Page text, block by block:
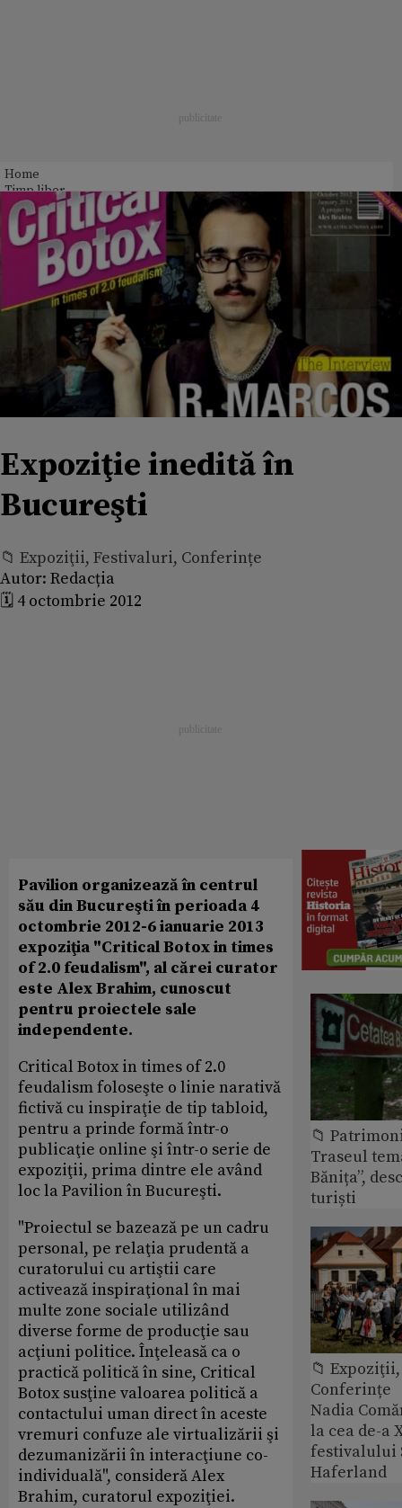
Home
Timp liber
Expoziţie inedită în
Bucureşti
📁 Expoziţii, Festivaluri, Conferințe
Autor: Redacția
🗓️ 4 octombrie 2012
Pavilion organizează în centrul
său din Bucureşti în perioada 4
octombrie 2012-6 ianuarie 2013
expoziţia "Critical Botox in times
of 2.0 feudalism", al cărei curator
este Alex Brahim, cunoscut
pentru proiectele sale
independente.
Critical Botox in times of 2.0
feudalism foloseşte o linie narativă
fictivă cu inspiraţie de tip tabloid,
pentru a prinde formă într-o
publicaţie online şi într-o serie de
expoziţii, prima dintre ele având
loc la Pavilion în Bucureşti.
"Proiectul se bazează pe un cadru
personal, pe relaţia prudentă a
curatorului cu artiştii care
activează inspiraţional în mai
multe zone sociale utilizând
diverse forme de producţie sau
acţiuni politice. Înţeleasă ca o
practică politică în sine, Critical
Botox susţine valoarea politică a
contactului uman direct în aceste
vremuri confuze ale virtualizării şi
dezumanizării în interacţiune co-
individuală", consideră Alex
Brahim, curatorul expoziţiei.
📁
Traseul
Bănița”,
turiști
📁
Conferințe
Nadia
la cea de-a
festivalului
Haferland